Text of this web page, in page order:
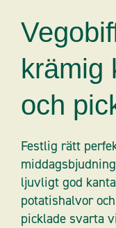
krämig
och
Festlig rätt
ljuvligt god
potatishalvor
picklade svarta